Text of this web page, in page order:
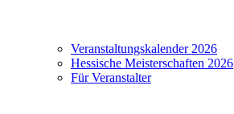
Veranstaltungskalender 2026
Hessische Meisterschaften 2026
Für Veranstalter